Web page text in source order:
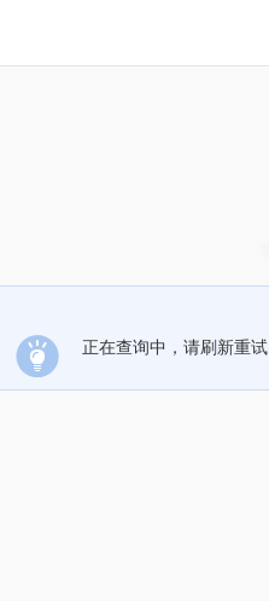
正在查询中，请刷新重试